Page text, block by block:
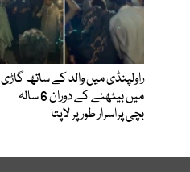
راولپنڈی میں والد کے ساتھ گاڑی
میں بیٹھنے کے دوران 6 سالہ
بچی پراسرار طور پر لاپتا